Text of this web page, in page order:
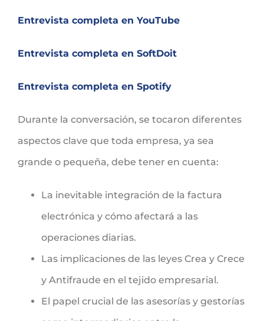
Entrevista completa en YouTube
Entrevista completa en SoftDoit
Entrevista completa en Spotify
Durante la conversación, se tocaron diferentes
aspectos clave que toda empresa, ya sea
grande o pequeña, debe tener en cuenta:
La inevitable integración de la factura
electrónica y cómo afectará a las
operaciones diarias.
Las implicaciones de las leyes Crea y Crece
y Antifraude en el tejido empresarial.
El papel crucial de las asesorías y gestorías